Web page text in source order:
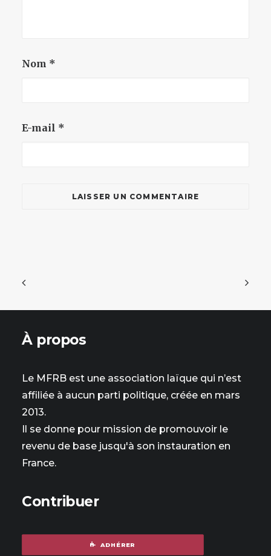
Nom *
E-mail *
À propos
Le MFRB est une association laïque qui n’est
affiliée à aucun parti politique, créée en mars
2013.
Il se donne pour mission de promouvoir le
revenu de base jusqu'à son instauration en
France.
Contribuer
ADHÉRER